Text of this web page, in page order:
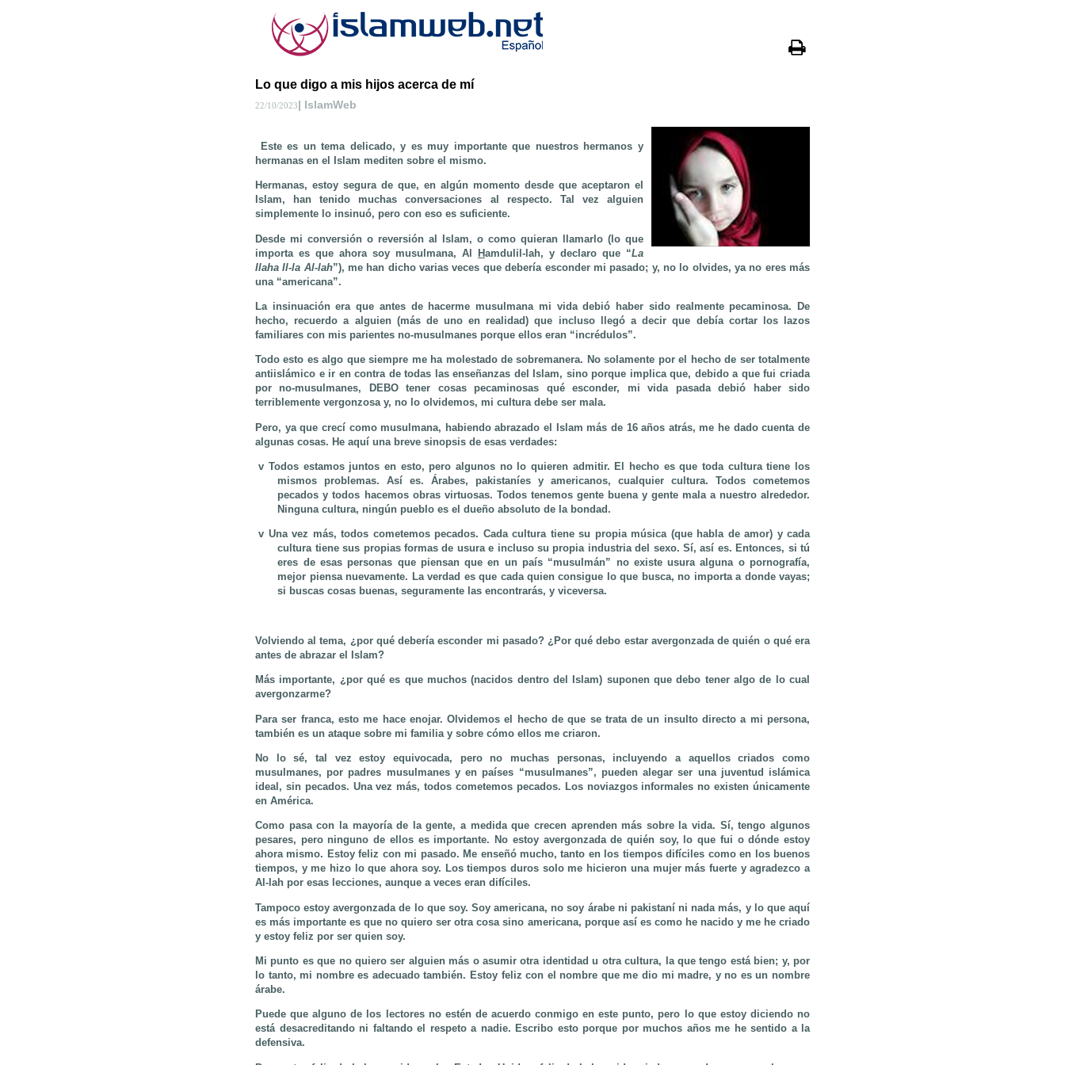
Lo que digo a mis hijos acerca de mí
22/10/2023| IslamWeb
Este es un tema delicado, y es muy importante que nuestros hermanos y
hermanas en el Islam mediten sobre el mismo.
Hermanas, estoy segura de que, en algún momento desde que aceptaron el
Islam, han tenido muchas conversaciones al respecto. Tal vez alguien
simplemente lo insinuó, pero con eso es suficiente.
Desde mi conversión o reversión al Islam, o como quieran llamarlo (lo que
importa es que ahora soy musulmana, Al Hamdulil-lah, y declaro que “La
Ilaha Il-la Al-lah”), me han dicho varias veces que debería esconder mi pasado; y, no lo olvides, ya no eres más
una “americana”.
La insinuación era que antes de hacerme musulmana mi vida debió haber sido realmente pecaminosa. De
hecho, recuerdo a alguien (más de uno en realidad) que incluso llegó a decir que debía cortar los lazos
familiares con mis parientes no-musulmanes porque ellos eran “incrédulos”.
Todo esto es algo que siempre me ha molestado de sobremanera. No solamente por el hecho de ser totalmente
antiislámico e ir en contra de todas las enseñanzas del Islam, sino porque implica que, debido a que fui criada
por no-musulmanes, DEBO tener cosas pecaminosas qué esconder, mi vida pasada debió haber sido
terriblemente vergonzosa y, no lo olvidemos, mi cultura debe ser mala.
Pero, ya que crecí como musulmana, habiendo abrazado el Islam más de 16 años atrás, me he dado cuenta de
algunas cosas. He aquí una breve sinopsis de esas verdades:
vTodos estamos juntos en esto, pero algunos no lo quieren admitir. El hecho es que toda cultura tiene los
mismos problemas. Así es. Árabes, pakistaníes y americanos, cualquier cultura. Todos cometemos
pecados y todos hacemos obras virtuosas. Todos tenemos gente buena y gente mala a nuestro alrededor.
Ninguna cultura, ningún pueblo es el dueño absoluto de la bondad.
v Una vez más, todos cometemos pecados. Cada cultura tiene su propia música (que habla de amor) y cada
cultura tiene sus propias formas de usura e incluso su propia industria del sexo. Sí, así es. Entonces, si tú
eres de esas personas que piensan que en un país “musulmán” no existe usura alguna o pornografía,
mejor piensa nuevamente. La verdad es que cada quien consigue lo que busca, no importa a donde vayas;
si buscas cosas buenas, seguramente las encontrarás, y viceversa.
Volviendo al tema, ¿por qué debería esconder mi pasado? ¿Por qué debo estar avergonzada de quién o qué era
antes de abrazar el Islam?
Más importante, ¿por qué es que muchos (nacidos dentro del Islam) suponen que debo tener algo de lo cual
avergonzarme?
Para ser franca, esto me hace enojar. Olvidemos el hecho de que se trata de un insulto directo a mi persona,
también es un ataque sobre mi familia y sobre cómo ellos me criaron.
No lo sé, tal vez estoy equivocada, pero no muchas personas, incluyendo a aquellos criados como
musulmanes, por padres musulmanes y en países “musulmanes”, pueden alegar ser una juventud islámica
ideal, sin pecados. Una vez más, todos cometemos pecados. Los noviazgos informales no existen únicamente
en América.
Como pasa con la mayoría de la gente, a medida que crecen aprenden más sobre la vida. Sí, tengo algunos
pesares, pero ninguno de ellos es importante. No estoy avergonzada de quién soy, lo que fui o dónde estoy
ahora mismo. Estoy feliz con mi pasado. Me enseñó mucho, tanto en los tiempos difíciles como en los buenos
tiempos, y me hizo lo que ahora soy. Los tiempos duros solo me hicieron una mujer más fuerte y agradezco a
Al-lah por esas lecciones, aunque a veces eran difíciles.
Tampoco estoy avergonzada de lo que soy. Soy americana, no soy árabe ni pakistaní ni nada más, y lo que aquí
es más importante es que no quiero ser otra cosa sino americana, porque así es como he nacido y me he criado
y estoy feliz por ser quien soy.
Mi punto es que no quiero ser alguien más o asumir otra identidad u otra cultura, la que tengo está bien; y, por
lo tanto, mi nombre es adecuado también. Estoy feliz con el nombre que me dio mi madre, y no es un nombre
árabe.
Puede que alguno de los lectores no estén de acuerdo conmigo en este punto, pero lo que estoy diciendo no
está desacreditando ni faltando el respeto a nadie. Escribo esto porque por muchos años me he sentido a la
defensiva.